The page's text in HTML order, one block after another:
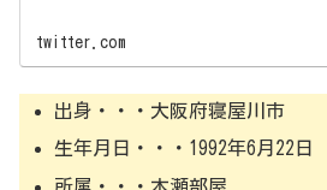
twitter.com
出身・・・大阪府寝屋川市
生年月日・・・1992年6月22日
所属・・・木瀬部屋